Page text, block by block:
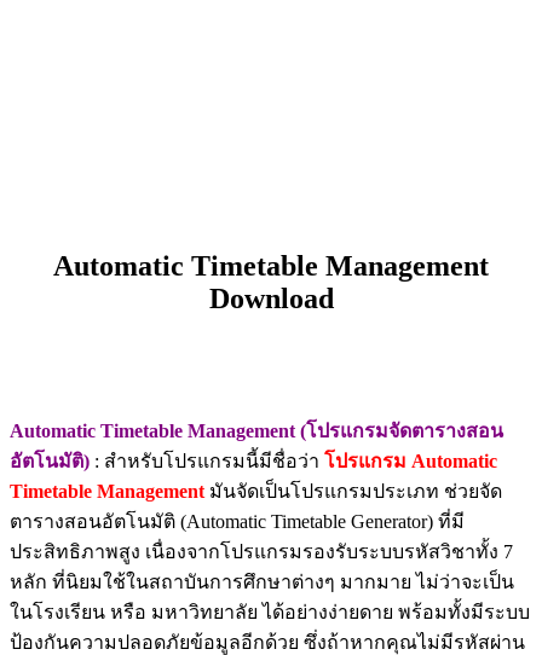
Automatic Timetable Management
Download
Automatic Timetable Management (โปรแกรมจัดตารางสอน
อัตโนมัติ) : สำหรับโปรแกรมนี้มีชื่อว่า โปรแกรม Automatic
Timetable Management มันจัดเป็นโปรแกรมประเภท ช่วยจัด
ตารางสอนอัตโนมัติ (Automatic Timetable Generator) ที่มี
ประสิทธิภาพสูง เนื่องจากโปรแกรมรองรับระบบรหัสวิชาทั้ง 7
หลัก ที่นิยมใช้ในสถาบันการศึกษาต่างๆ มากมาย ไม่ว่าจะเป็น
ในโรงเรียน หรือ มหาวิทยาลัย ได้อย่างง่ายดาย พร้อมทั้งมีระบบ
ป้องกันความปลอดภัยข้อมูลอีกด้วย ซึ่งถ้าหากคุณไม่มีรหัสผ่าน